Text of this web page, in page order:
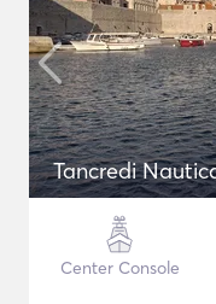
Tancredi
Center Console